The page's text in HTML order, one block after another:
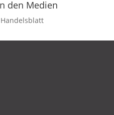
den Medien